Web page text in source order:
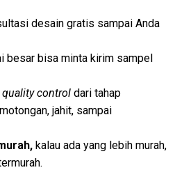
desain gratis sampai Anda
besar bisa minta kirim sampel
quality control dari tahap
jahit, sampai
kalau ada yang lebih murah,